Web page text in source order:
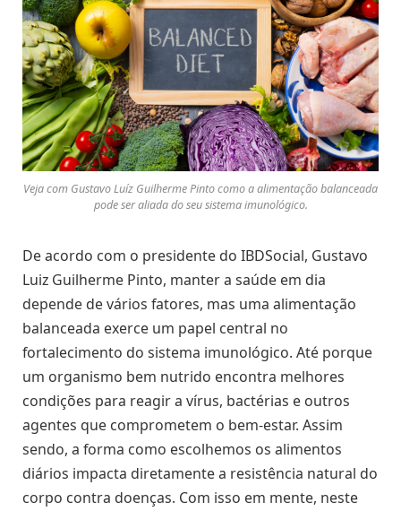
Veja com Gustavo Luíz Guilherme Pinto como a alimentação balanceada
pode ser aliada do seu sistema imunológico.
De acordo com o presidente do IBDSocial, Gustavo
Luiz Guilherme Pinto, manter a saúde em dia
depende de vários fatores, mas uma alimentação
balanceada exerce um papel central no
fortalecimento do sistema imunológico. Até porque
um organismo bem nutrido encontra melhores
condições para reagir a vírus, bactérias e outros
agentes que comprometem o bem-estar. Assim
sendo, a forma como escolhemos os alimentos
diários impacta diretamente a resistência natural do
corpo contra doenças. Com isso em mente, neste